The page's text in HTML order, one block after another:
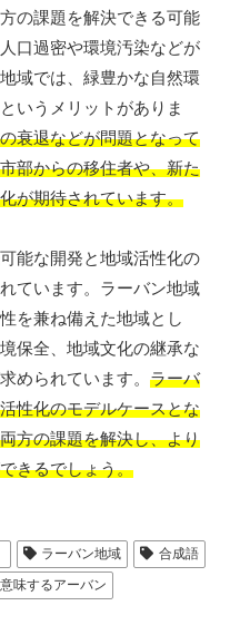
の課題を解決できる可能
口過密や環境汚染などが
域では、緑豊かな自然環
いうメリットがありま
衰退などが問題となって
部からの移住者や、新た
が期待されています。
能な開発と地域活性化の
ています。ラーバン地域
を兼ね備えた地域とし
保全、地域文化の継承な
められています。 ラーバ
性化のモデルケースとな
方の課題を解決し、より
きるでしょう。
ラーバン地域
合成語
味するアーバン